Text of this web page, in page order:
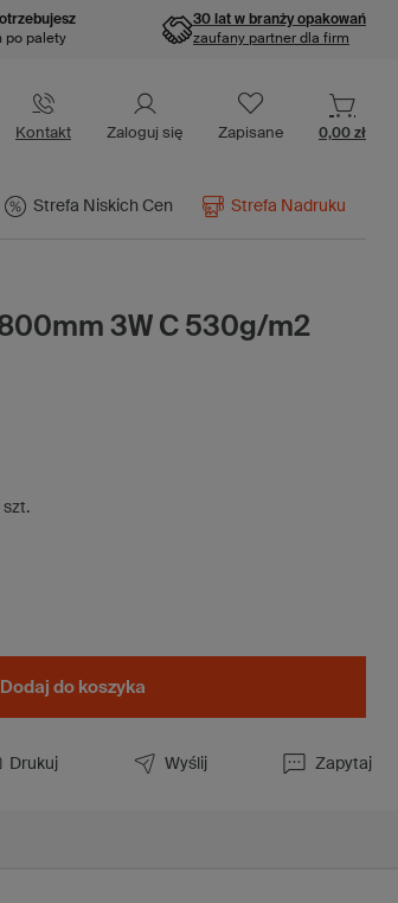
po palety
30 lat w branży opakowań
zaufany partner dla firm
Kontakt Zaloguj się Zapisane 0,00 zł
Strefa Niskich Cen Strefa Nadruku
3W C 530g/m2
szt.
Dodaj do koszyka
Drukuj Wyślij Zapytaj